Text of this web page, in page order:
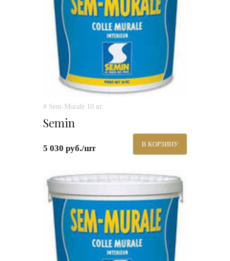
# Sem-Murale 10 кг.
Semin
5 030 руб./шт В КОРЗИНУ